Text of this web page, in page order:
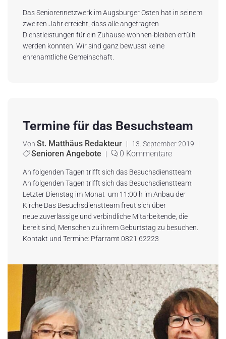
Das Seniorennetzwerk im Augsburger Osten hat in seinem
zweiten Jahr erreicht, dass alle angefragten
Dienstleistungen für ein Zuhause-wohnen-bleiben erfüllt
werden konnten. Wir sind ganz bewusst keine
ehrenamtliche Gemeinschaft.
Termine für das Besuchsteam
Von St. Matthäus Redakteur | 13. September 2019 |
Senioren Angebote | 0 Kommentare
An folgenden Tagen trifft sich das Besuchsdienstteam:
An folgenden Tagen trifft sich das Besuchsdienstteam:
Letzter Dienstag im Monat um 11:00 h im Anbau der
Kirche Das Besuchsdienstteam freut sich über
neue zuverlässige und verbindliche Mitarbeitende, die
bereit sind, Menschen zu ihrem Geburtstag zu besuchen.
Kontakt und Termine: Pfarramt 0821 62223